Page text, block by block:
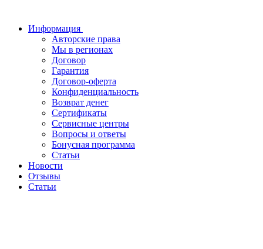
Информация
Авторские права
Мы в регионах
Договор
Гарантия
Договор-оферта
Конфиденциальность
Возврат денег
Сертификаты
Сервисные центры
Вопросы и ответы
Бонусная программа
Статьи
Новости
Отзывы
Статьи